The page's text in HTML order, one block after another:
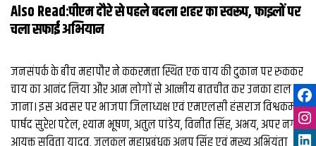
Also Read:पीएम दौरे से पहले बदला शहर का स्वरूप, फाइलों पर
चला सफाई अभियान
जनसंपर्क के बीच महापौर ने ककरमत्ता स्थित एक चाय की दुकान पर रुककर
चाय का आनंद लिया और आम लोगों से आत्मीय बातचीत कर उनका हाल
जाना। ​इस अवसर पर भाजपा जिलाध्यक्ष एवं एमएलसी हंसराज विश्वकर्मा,
पार्षद सुरेश पटेल, श्याम भूषण, अतुल पांडेय, विनीत सिंह, अभय, अपर नगर